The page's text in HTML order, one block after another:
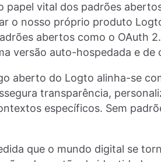
papel vital dos padrões
o nosso próprio produto
abertos como o OAuth
versão auto-hospedada e de
aberto do Logto alinha-se
transparência,
específicos. Sem
que o mundo digital se